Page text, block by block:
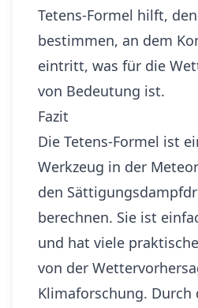
Tetens-Formel hilft,
bestimmen, an dem
eintritt, was für die
von Bedeutung ist.
Fazit
Die Tetens-Formel ist
Werkzeug in der
den
berechnen. Sie ist
und hat viele
von der
Klimaforschung. Durch